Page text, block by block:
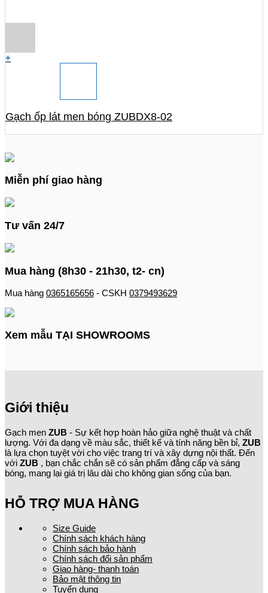
+
Gạch ốp lát men bóng ZUBDX8-02
Miễn phí giao hàng
Tư vấn 24/7
Mua hàng (8h30 - 21h30, t2- cn)
Mua hàng 0365165656 - CSKH 0379493629
Xem mẫu TẠI SHOWROOMS
Giới thiệu
Gạch men ZUB - Sự kết hợp hoàn hảo giữa nghệ thuật và chất
lượng. Với đa dạng về màu sắc, thiết kế và tính năng bền bỉ, ZUB
là lựa chọn tuyệt vời cho việc trang trí và xây dựng nội thất. Đến
với ZUB , bạn chắc chắn sẽ có sản phẩm đẳng cấp và sáng
bóng, mang lại giá trị lâu dài cho không gian sống của bạn.
HỖ TRỢ MUA HÀNG
Size Guide
Chính sách khách hàng
Chính sách bảo hành
Chính sách đổi sản phẩm
Giao hàng- thanh toán
Bảo mật thông tin
Tuyển dụng